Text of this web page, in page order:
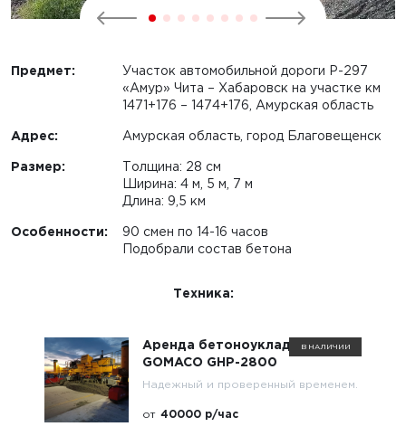
Предмет:
Участок автомобильной дороги Р-297
«Амур» Чита – Хабаровск на участке км
1471+176 – 1474+176, Амурская область
Адрес: Амурская область, город Благовещенск
Размер:
Толщина: 28 см
Ширина: 4 м, 5 м, 7 м
Длина: 9,5 км
Особенности:
90 смен по 14-16 часов
Подобрали состав бетона
Техника:
Аренда бетоноукладчика
GOMACO GHP-2800
Надежный и проверенный временем.
от 40000 р/час
В НАЛИЧИИ